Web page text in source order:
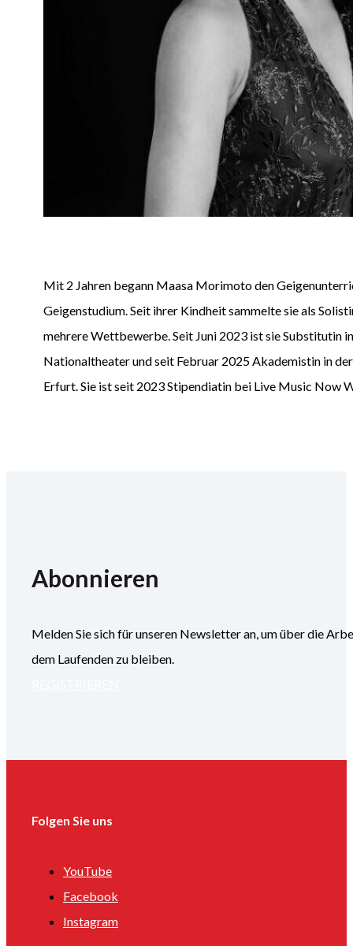
Mit 2 Jahren begann Maasa Morimoto den
Geigenstudium. Seit ihrer Kindheit sammelte sie als
mehrere Wettbewerbe. Seit Juni 2023 ist sie Substitutin
Nationaltheater und seit Februar 2025 Akademistin in
Erfurt. Sie ist seit 2023 Stipendiatin bei Live Music Now
Abonnieren
Melden Sie sich für unseren Newsletter an, um über die
dem Laufenden zu bleiben.
Folgen Sie uns
YouTube
Facebook
Instagram